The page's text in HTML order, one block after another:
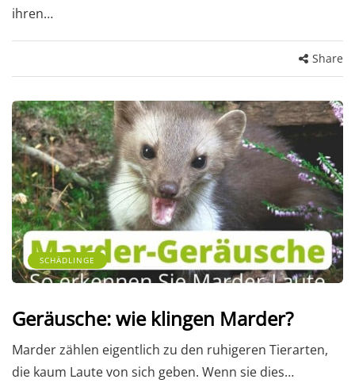
ihren…
Share
SCHÄDLINGE
Geräusche: wie klingen Marder?
Marder zählen eigentlich zu den ruhigeren Tierarten,
die kaum Laute von sich geben. Wenn sie dies…